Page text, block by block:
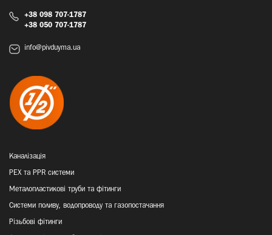
+38 098 707-1787
+38 050 707-1787
info@pivduyma.ua
Каналізація
PEX та PPR системи
Металопластикові труби та фітинги
Системи поливу, водопроводу та газопостачання
Різьбові фітинги